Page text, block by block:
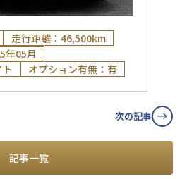
走行距離：46,500km
年05月
オプション有無：有
記事一覧
次の記事